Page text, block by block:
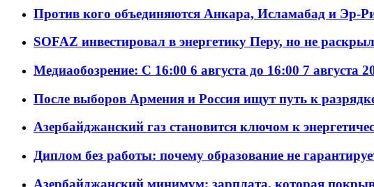
Против кого объединяются Анкара, Исламабад и Эр-
SOFAZ инвестировал в энергетику Перу, но не
Медиаобозрение: С 16:00 6 августа до 16:00 7 августа
После выборов Армения и Россия ищут путь к
Азербайджанский газ становится ключом к
Диплом без работы: почему образование не
Азербайджанский минимум: зарплата, которая